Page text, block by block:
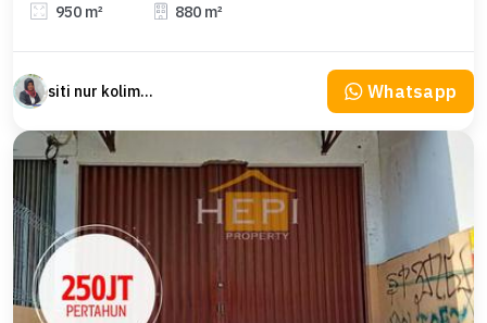
950 m² 880 m²
siti nur kolimah Whatsapp